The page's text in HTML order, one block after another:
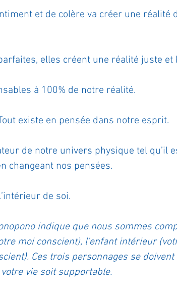
et de colère va créer une réalité
elles créent une réalité juste et
à 100% de notre réalité.
existe en pensée dans notre esprit.
de notre univers physique tel qu’il
changeant nos pensées.
de soi.
indique que nous sommes
moi conscient), l’enfant intérieur
Ces trois personnages se
vie soit supportable.